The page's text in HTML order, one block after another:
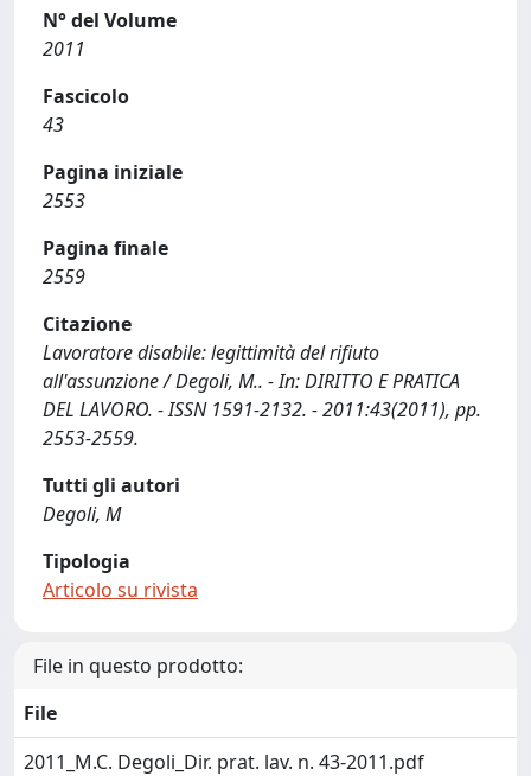
N° del Volume
2011
Fascicolo
43
Pagina iniziale
2553
Pagina finale
2559
Citazione
Lavoratore disabile: legittimità del rifiuto
all'assunzione / Degoli, M.. - In: DIRITTO E PRATICA
DEL LAVORO. - ISSN 1591-2132. - 2011:43(2011), pp.
2553-2559.
Tutti gli autori
Degoli, M
Tipologia
Articolo su rivista
File in questo prodotto:
File
2011_M.C. Degoli_Dir. prat. lav. n. 43-2011.pdf